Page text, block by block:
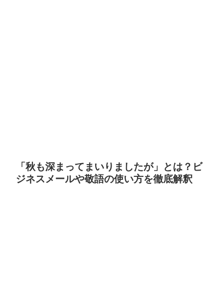
「秋も深まってまいりましたが」とは？ビ
ジネスメールや敬語の使い方を徹底解釈